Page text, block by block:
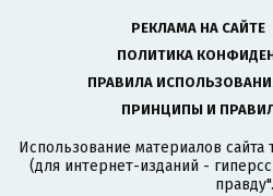
РЕКЛАМА НА САЙТЕ
ПОЛИТИКА
ПРАВИЛА
ПРИНЦИПЫ И
Использование материалов
(для интернет-изданий -
правду".